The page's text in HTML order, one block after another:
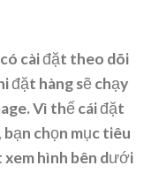
cài đặt theo dõi
đặt hàng sẽ chạy
Vì thế cái đặt
chọn mục tiêu
hình bên dưới